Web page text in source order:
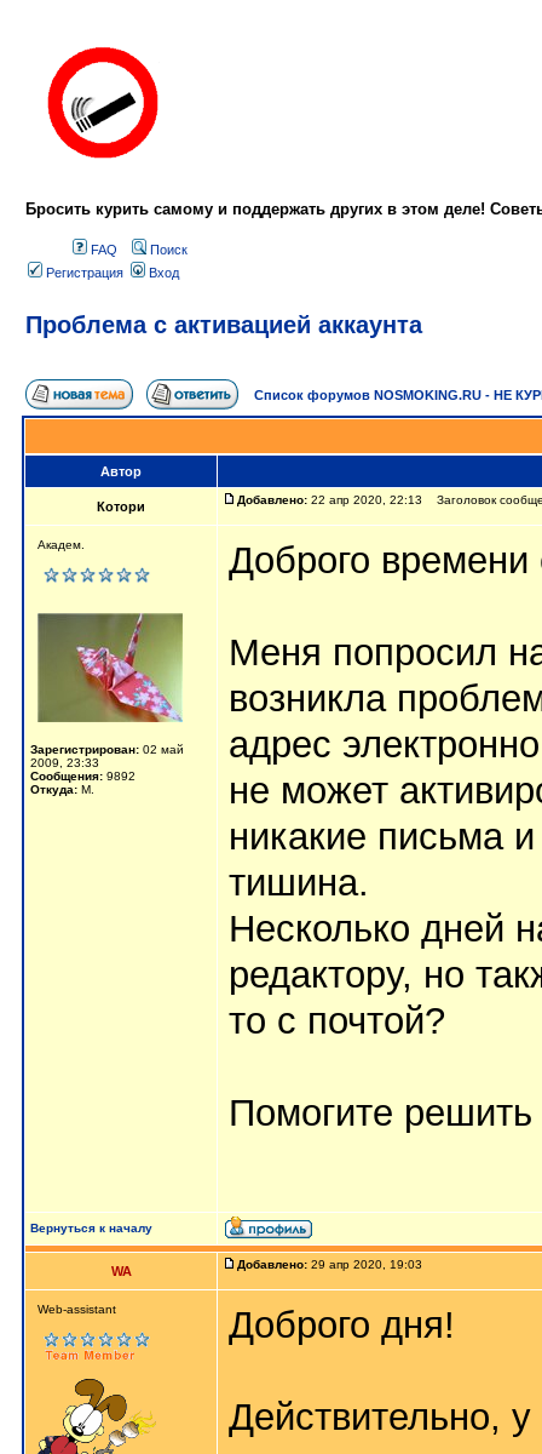
Бросить курить самому и поддержать других в этом деле!
FAQ
Поиск
Регистрация
Вход
Проблема с активацией аккаунта
Список форумов NOSMOKING.RU - НЕ
Автор
Котори Добавлено: 22 апр 2020, 22:13 Заголовок
Академ.
Зарегистрирован: 02 май
2009, 23:33
Сообщения: 9892
Откуда: М.
Доброго времени
Меня попросил
возникла
адрес
не может
никакие письма
тишина.
Несколько дней
редактору, но
то с почтой?
Помогите
Вернуться к началу
WA Добавлено: 29 апр 2020, 19:03
Web-assistant Доброго дня!
Действительно,